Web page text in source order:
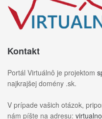
Kontakt
Portál Virtuálnô je projektom
najkrajšej domény .sk.
V prípade vašich otázok,
nám píšte na adresu: